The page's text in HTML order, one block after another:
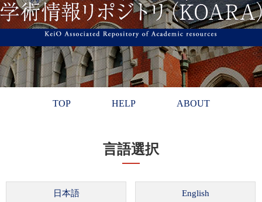
TOP HELP ABOUT
言語選択